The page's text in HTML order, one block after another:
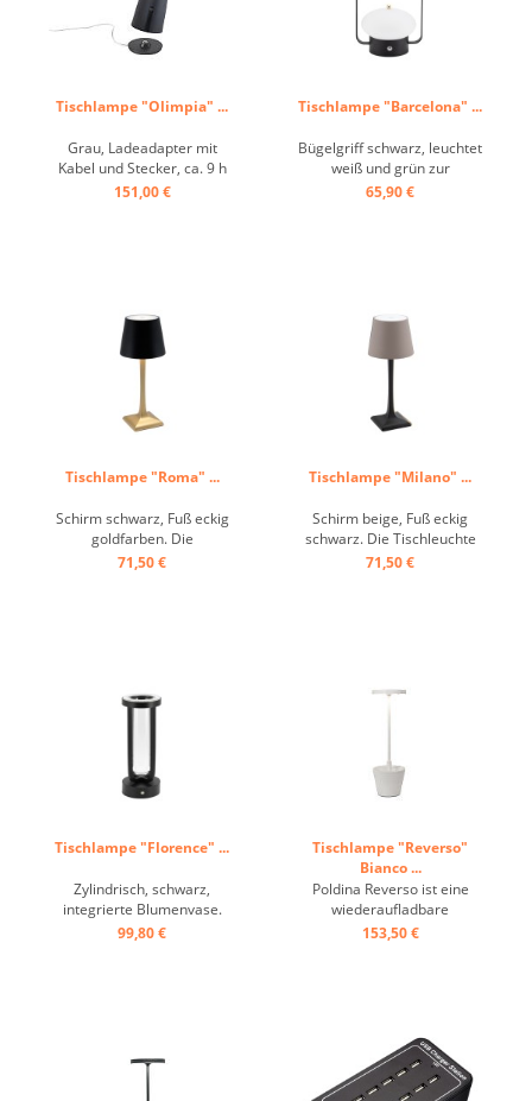
Tischlampe "Olimpia" ...
Grau, Ladeadapter mit
Kabel und Stecker, ca. 9 h
Betrieb, 9 h Ladung, Olimpia
bernsteinfarbenen Zubehör
zum ...
151,00 €
Tischlampe "Barcelona" ...
Bügelgriff schwarz, leuchtet
weiß und grün zur
Serviceanforderung. Bieten
grün, um ...
65,90 €
Tischlampe "Roma" ...
Schirm schwarz, Fuß eckig
goldfarben. Die
Tischleuchte mit
Magnetisches Ladekabel
71,50 €
Tischlampe "Milano" ...
Schirm beige, Fuß eckig
schwarz. Die Tischleuchte
mit warmweißem Licht
Ladekabel zum ...
71,50 €
Tischlampe "Florence" ...
Zylindrisch, schwarz,
integrierte Blumenvase.
Beleuchten Sie sowohl den
Lichtintensität ...
99,80 €
Tischlampe "Reverso"
Bianco ...
Poldina Reverso ist eine
wiederaufladbare
batteriebetriebene
Stecker, ca. 9 h Betrieb, 9 h
Ladung. ...
153,50 €